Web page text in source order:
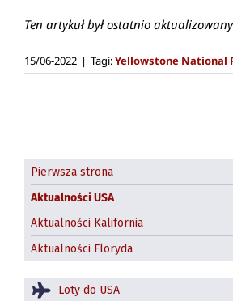
Ten artykuł był ostatnio
15/06-2022 | Tagi:Yellowstone National
Pierwsza strona
Aktualności USA
Aktualności Kalifornia
Aktualności Floryda
Loty do USA